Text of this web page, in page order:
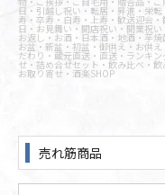
日・引越し祝い・転居・昇進・栄
寿・卒寿・白寿・上寿・歓送迎会
日・お見舞い・開店祝い・開業祝
お返し・お酒・日本酒・地酒・芋
お盆・新盆・初盆・御供え・お供
だわり・蔵元直送・直送・ランキ
せ・詰め合せセット・飲み比べ・
お取り寄せ・酒楽SHOP
売れ筋商品